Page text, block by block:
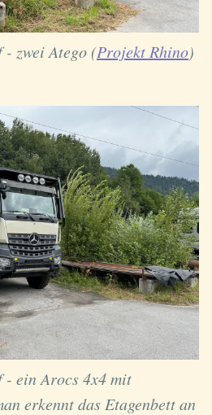
zwei Atego (Projekt Rhino)
ein Arocs 4x4 mit
erkennt das Etagenbett an